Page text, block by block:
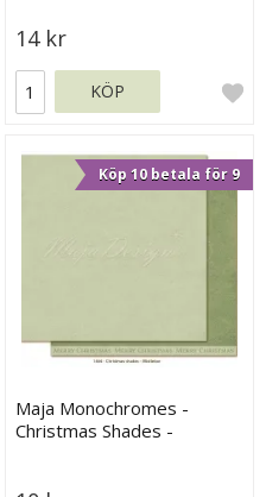
14 kr
KÖP
Köp 10 betala för 9
Maja Monochromes -
Christmas Shades -